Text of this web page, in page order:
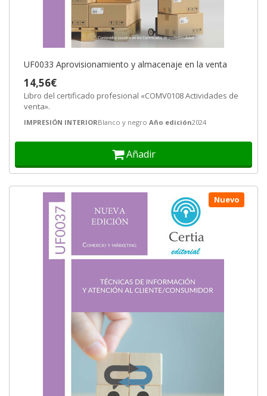
UF0033 Aprovisionamiento y almacenaje en la venta
14,56€
Libro del certificado profesional «COMV0108 Actividades de
venta».
IMPRESIÓN INTERIORBlanco y negro Año edición2024
Añadir
Nuevo